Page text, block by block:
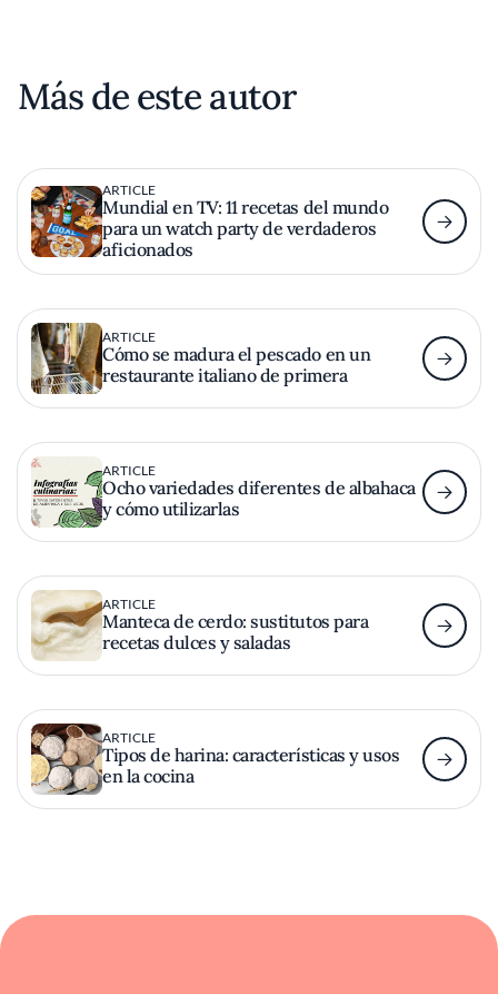
Más de este autor
ARTICLE
Mundial en TV: 11 recetas del mundo
para un watch party de verdaderos
aficionados
ARTICLE
Cómo se madura el pescado en un
restaurante italiano de primera
ARTICLE
Ocho variedades diferentes de albahaca
y cómo utilizarlas
ARTICLE
Manteca de cerdo: sustitutos para
recetas dulces y saladas
ARTICLE
Tipos de harina: características y usos
en la cocina